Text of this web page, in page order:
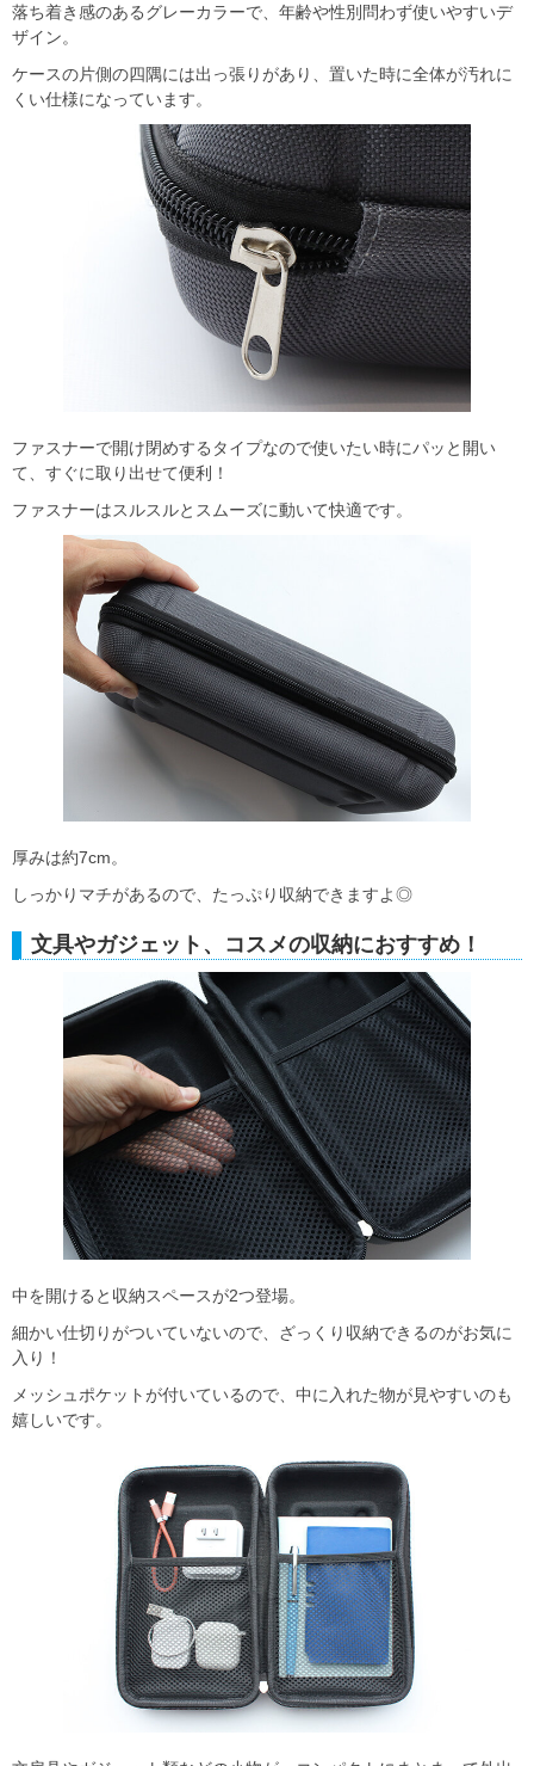
落ち着き感のあるグレーカラーで、年齢や性別問わず使いやすいデ
ザイン。
ケースの片側の四隅には出っ張りがあり、置いた時に全体が汚れに
くい仕様になっています。
ファスナーで開け閉めするタイプなので使いたい時にパッと開い
て、すぐに取り出せて便利！
ファスナーはスルスルとスムーズに動いて快適です。
厚みは約7cm。
しっかりマチがあるので、たっぷり収納できますよ◎
文具やガジェット、コスメの収納におすすめ！
中を開けると収納スペースが2つ登場。
細かい仕切りがついていないので、ざっくり収納できるのがお気に
入り！
メッシュポケットが付いているので、中に入れた物が見やすいのも
嬉しいです。